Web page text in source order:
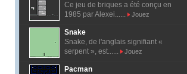
Ce jeu de briques a été conçu en
1985 par Alexei......
Jouez
Snake
Snake, de l'anglais signifiant «
serpent », est......
Jouez
Pacman